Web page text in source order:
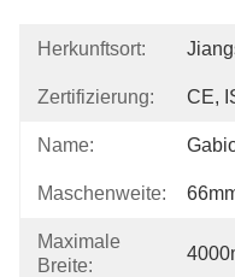
Herkunftsort:
Zertifizierung: CE,
Name:
Maschenweite:
Maximale
Breite: